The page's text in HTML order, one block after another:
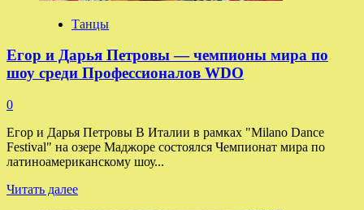
Open
Танцы
Егор и Дарья Петровы — чемпионы мира по
шоу среди Профессионалов WDO
0
Егор и Дарья Петровы В Италии в рамках "Milano Dance
Festival" на озере Маджоре состоялся Чемпионат мира по
латиноамериканскому шоу...
Читать далееПрочитать